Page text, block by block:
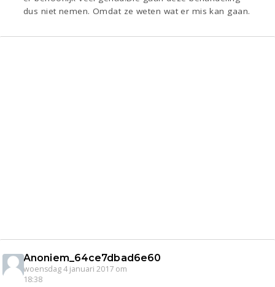
dus niet nemen. Omdat ze weten wat er mis kan gaan.
Anoniem_64ce7dbad6e60
woensdag 4 januari 2017 om
18:38